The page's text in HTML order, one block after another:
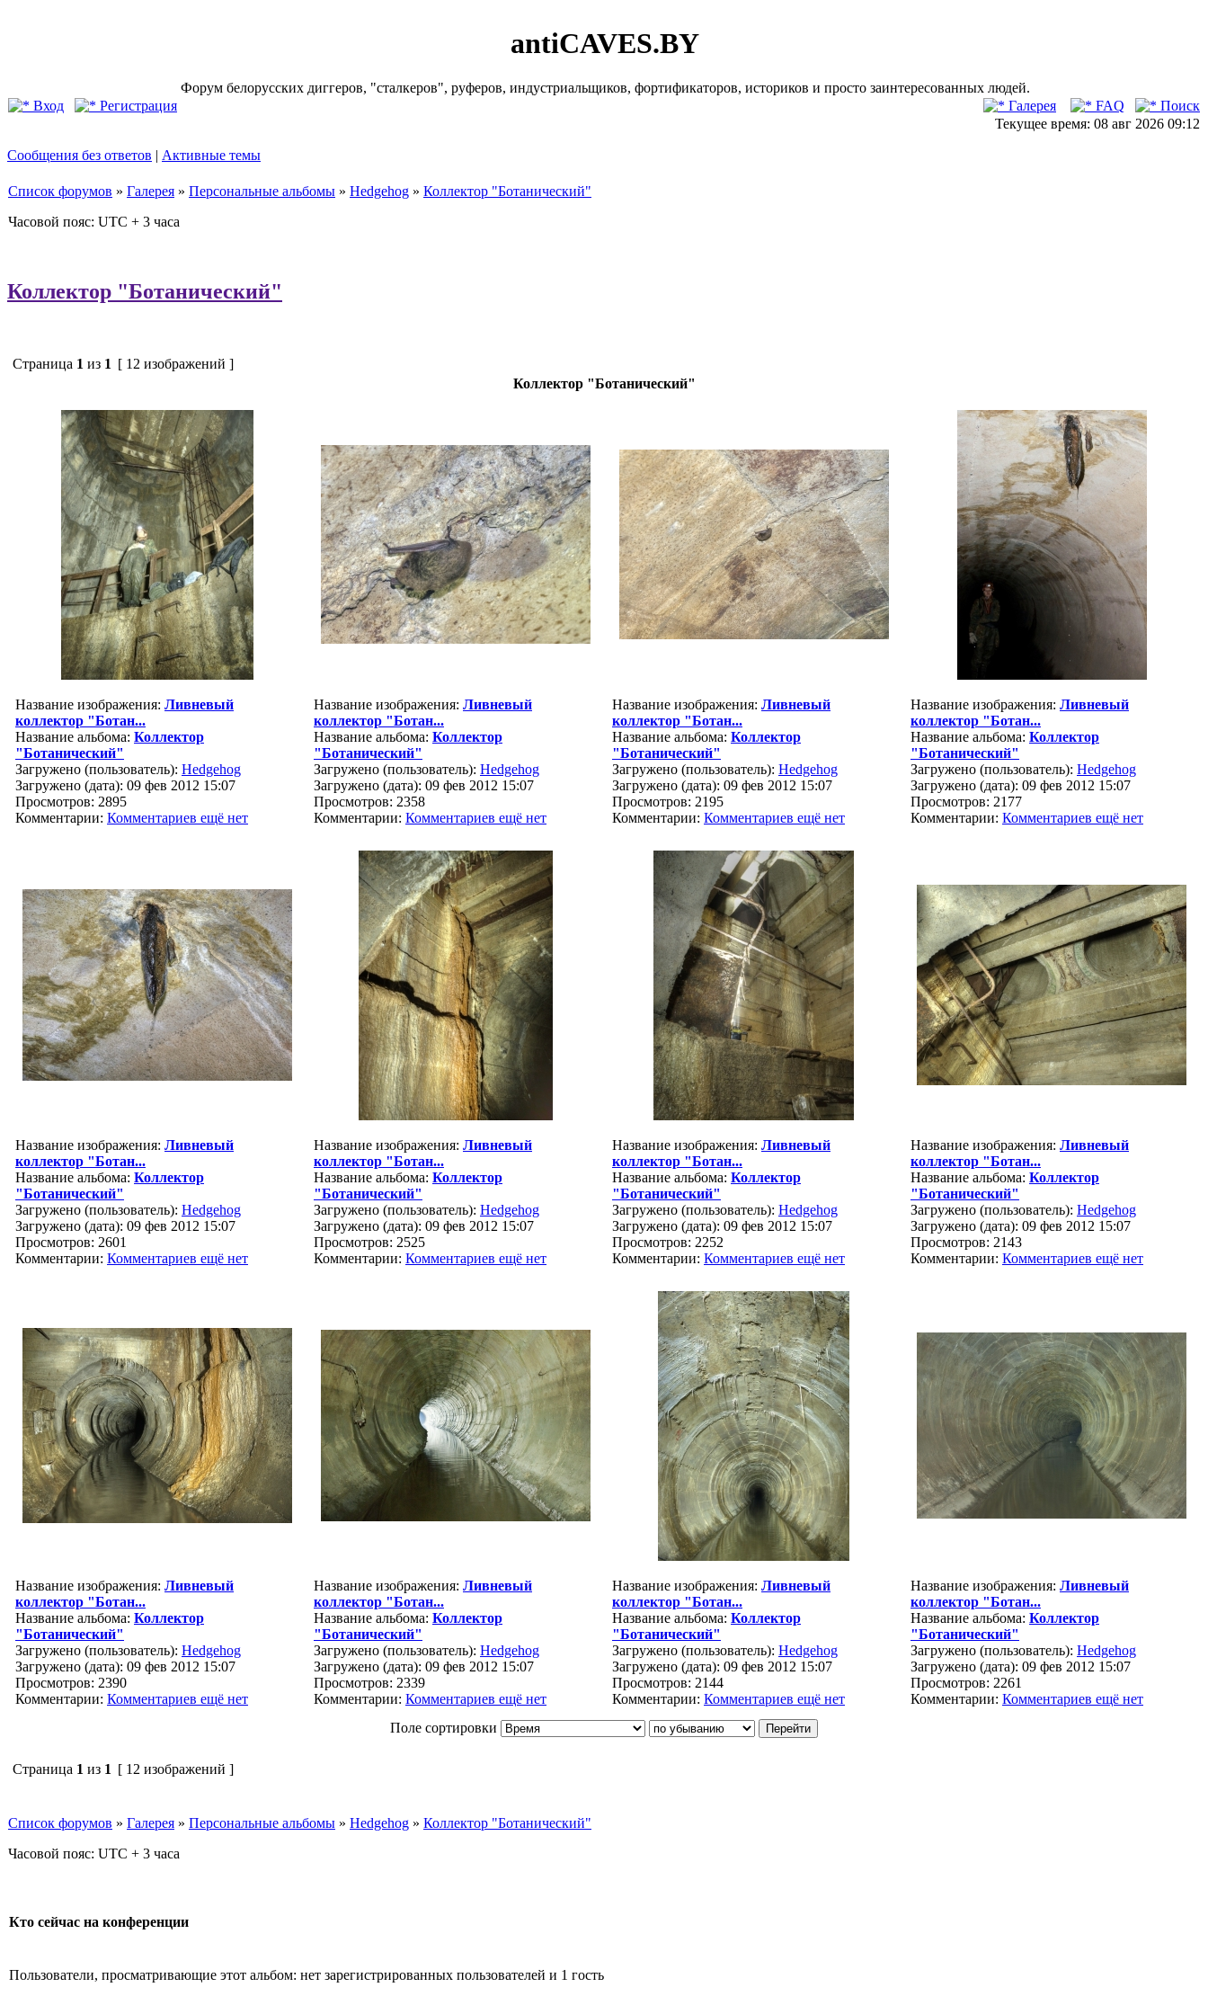
antiCAVES.BY
Форум белорусских диггеров, "сталкеров", руферов, индустриальщиков, фортификаторов, историков и просто заинтересованных людей.
Вход
Регистрация Галерея FAQ
Поиск
Текущее время: 08 авг 2026 09:12
Сообщения без ответов | Активные темы
Список форумов » Галерея » Персональные альбомы » Hedgehog » Коллектор "Ботанический"
Часовой пояс: UTC + 3 часа
Коллектор "Ботанический"
Страница 1 из 1 [ 12 изображений ]
Коллектор "Ботанический"
Название изображения: Ливневый
коллектор "Ботан...
Название альбома: Коллектор
"Ботанический"
Загружено (пользователь): Hedgehog
Загружено (дата): 09 фев 2012 15:07
Просмотров: 2895
Комментарии: Комментариев ещё нет
Название изображения: Ливневый
коллектор "Ботан...
Название альбома: Коллектор
"Ботанический"
Загружено (пользователь): Hedgehog
Загружено (дата): 09 фев 2012 15:07
Просмотров: 2358
Комментарии: Комментариев ещё нет
Название изображения: Ливневый
коллектор "Ботан...
Название альбома: Коллектор
"Ботанический"
Загружено (пользователь): Hedgehog
Загружено (дата): 09 фев 2012 15:07
Просмотров: 2195
Комментарии: Комментариев ещё нет
Название изображения: Ливневый
коллектор "Ботан...
Название альбома: Коллектор
"Ботанический"
Загружено (пользователь): Hedgehog
Загружено (дата): 09 фев 2012 15:07
Просмотров: 2177
Комментарии: Комментариев ещё нет
Название изображения: Ливневый
коллектор "Ботан...
Название альбома: Коллектор
"Ботанический"
Загружено (пользователь): Hedgehog
Загружено (дата): 09 фев 2012 15:07
Просмотров: 2601
Комментарии: Комментариев ещё нет
Название изображения: Ливневый
коллектор "Ботан...
Название альбома: Коллектор
"Ботанический"
Загружено (пользователь): Hedgehog
Загружено (дата): 09 фев 2012 15:07
Просмотров: 2525
Комментарии: Комментариев ещё нет
Название изображения: Ливневый
коллектор "Ботан...
Название альбома: Коллектор
"Ботанический"
Загружено (пользователь): Hedgehog
Загружено (дата): 09 фев 2012 15:07
Просмотров: 2252
Комментарии: Комментариев ещё нет
Название изображения: Ливневый
коллектор "Ботан...
Название альбома: Коллектор
"Ботанический"
Загружено (пользователь): Hedgehog
Загружено (дата): 09 фев 2012 15:07
Просмотров: 2143
Комментарии: Комментариев ещё нет
Название изображения: Ливневый
коллектор "Ботан...
Название альбома: Коллектор
"Ботанический"
Загружено (пользователь): Hedgehog
Загружено (дата): 09 фев 2012 15:07
Просмотров: 2390
Комментарии: Комментариев ещё нет
Название изображения: Ливневый
коллектор "Ботан...
Название альбома: Коллектор
"Ботанический"
Загружено (пользователь): Hedgehog
Загружено (дата): 09 фев 2012 15:07
Просмотров: 2339
Комментарии: Комментариев ещё нет
Название изображения: Ливневый
коллектор "Ботан...
Название альбома: Коллектор
"Ботанический"
Загружено (пользователь): Hedgehog
Загружено (дата): 09 фев 2012 15:07
Просмотров: 2144
Комментарии: Комментариев ещё нет
Название изображения: Ливневый
коллектор "Ботан...
Название альбома: Коллектор
"Ботанический"
Загружено (пользователь): Hedgehog
Загружено (дата): 09 фев 2012 15:07
Просмотров: 2261
Комментарии: Комментариев ещё нет
Поле сортировки
Страница 1 из 1 [ 12 изображений ]
Список форумов » Галерея » Персональные альбомы » Hedgehog » Коллектор "Ботанический"
Часовой пояс: UTC + 3 часа
Кто сейчас на конференции
Пользователи, просматривающие этот альбом: нет зарегистрированных пользователей и 1 гость